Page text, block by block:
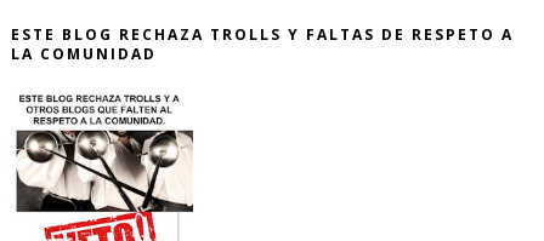
ESTE BLOG RECHAZA TROLLS Y FALTAS DE RESPETO A
LA COMUNIDAD